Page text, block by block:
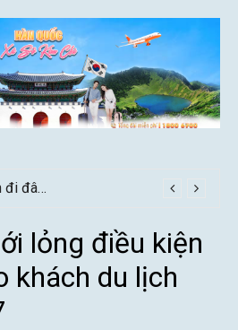
24h ở Thụy Sĩ nên đi đâu, chơi gì?
lỏng điều kiện
khách du lịch